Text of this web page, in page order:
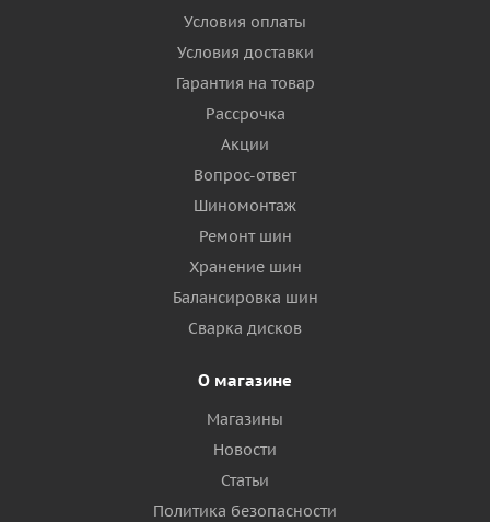
Условия оплаты
Условия доставки
Гарантия на товар
Рассрочка
Акции
Вопрос-ответ
Шиномонтаж
Ремонт шин
Хранение шин
Балансировка шин
Сварка дисков
О магазине
Магазины
Новости
Статьи
Политика безопасности